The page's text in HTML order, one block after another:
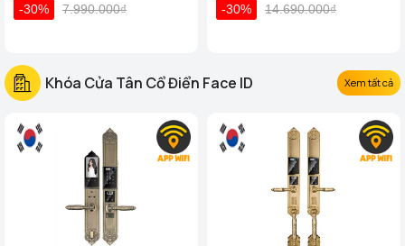
-30% 7.990.000₫ -30% 14.690.000₫
Khóa Cửa Tân Cổ Điển Face ID Xem tất cả